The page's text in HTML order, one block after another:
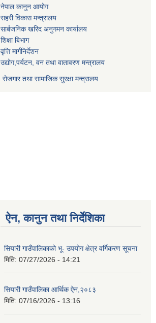
नेपाल कानुन आयोग
सहरी विकास मन्त्रालय
सार्बजनिक खरिद अनुगमन कार्यालय
शिक्षा बिभाग
वृत्ति मार्गनिर्देशन
उद्योग,पर्यटन, वन तथा वातावरण मन्त्रालय
रोजगार तथा सामाजिक सुरक्षा मन्त्रालय
ऐन, कानुन तथा निर्देशिका
सियारी गाउँपालिकाको भू- उपयोग क्षेत्र वर्गिकरण सूचना
मिति: 07/27/2026 - 14:21
सियारी गाउँपालिका आर्थिक ऐन,२०८३
मिति: 07/16/2026 - 13:16